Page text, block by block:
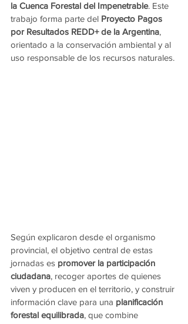
la Cuenca Forestal del Impenetrable. Este
trabajo forma parte del Proyecto Pagos
por Resultados REDD+ de la Argentina,
orientado a la conservación ambiental y al
uso responsable de los recursos naturales.
Según explicaron desde el organismo
provincial, el objetivo central de estas
jornadas es promover la participación
ciudadana, recoger aportes de quienes
viven y producen en el territorio, y construir
información clave para una planificación
forestal equilibrada, que combine